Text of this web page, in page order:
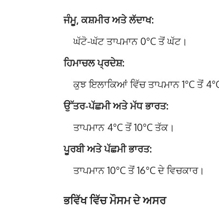
ਜੰਮੂ, ਕਸ਼ਮੀਰ ਅਤੇ ਲੱਦਾਖ:
ਘੱਟੋ-ਘੱਟ ਤਾਪਮਾਨ 0°C ਤੋਂ ਘੱਟ।
ਹਿਮਾਚਲ ਪ੍ਰਦੇਸ਼:
ਕੁਝ ਇਲਾਕਿਆਂ ਵਿੱਚ ਤਾਪਮਾਨ 1°C ਤੋਂ
ਉੱਤਰ-ਪੱਛਮੀ ਅਤੇ ਮੱਧ ਭਾਰਤ:
ਤਾਪਮਾਨ 4°C ਤੋਂ 10°C ਤੱਕ।
ਪੂਰਬੀ ਅਤੇ ਪੱਛਮੀ ਭਾਰਤ:
ਤਾਪਮਾਨ 10°C ਤੋਂ 16°C ਦੇ ਵਿਚਕਾਰ।
ਭਵਿੱਖ ਵਿੱਚ ਮੌਸਮ ਦੇ ਅਸਰ